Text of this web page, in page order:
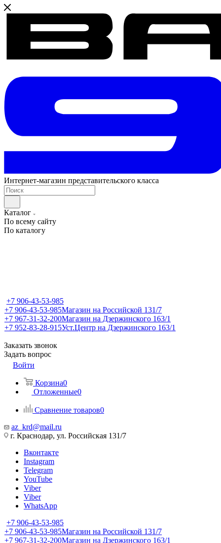
Интернет-магазин представительского класса
Каталог
По всему сайту
По каталогу
+7 906-43-53-985
+7 906-43-53-985Магазин на Российской 131/7
+7 967-31-32-200Магазин на Дзержинского 163/1
+7 952-83-28-915Уст.Центр на Дзержинского 163/1
Заказать звонок
Задать вопрос
Войти
Корзина0
Отложенные0
Сравнение товаров0
az_krd@mail.ru
г. Краснодар, ул. Российская 131/7
Вконтакте
Instagram
Telegram
YouTube
Viber
Viber
WhatsApp
+7 906-43-53-985
+7 906-43-53-985Магазин на Российской 131/7
+7 967-31-32-200Магазин на Дзержинского 163/1